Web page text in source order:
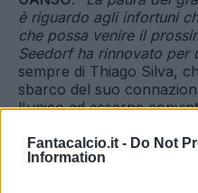
Fantacalcio.it - Do Not
Information
è riguardo agli infortuni
che possa venire il
Seedorf ha rinnovato per
sempre di Thiago Silva,
sbarco del suo
l'unico ad esserne
discutere del fatto che il
diritti del giocatore,
trasferimento del